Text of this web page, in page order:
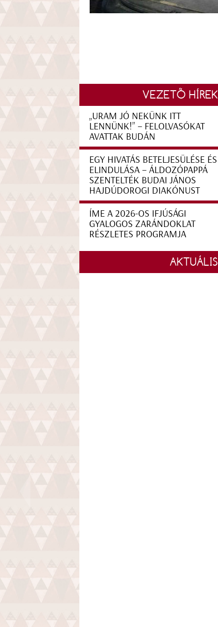
VEZETŐ HÍREK
„URAM JÓ NEKÜNK ITT
LENNÜNK!” – FELOLVASÓKAT
AVATTAK BUDÁN
EGY HIVATÁS BETELJESÜLÉSE ÉS
ELINDULÁSA – ÁLDOZÓPAPPÁ
SZENTELTÉK BUDAI JÁNOS
HAJDÚDOROGI DIAKÓNUST
ÍME A 2026-OS IFJÚSÁGI
GYALOGOS ZARÁNDOKLAT
RÉSZLETES PROGRAMJA
AKTUÁLIS